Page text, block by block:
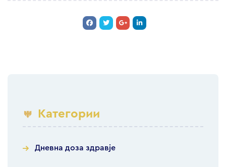
Категории
Дневна доза здравје